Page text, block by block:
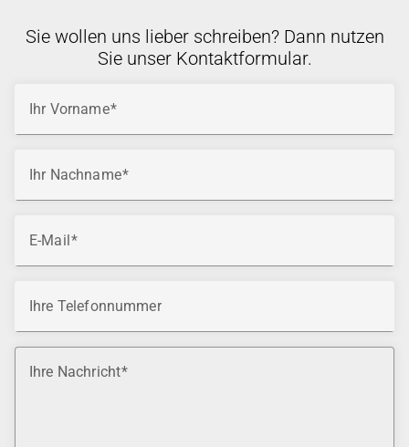
Sie wollen uns lieber schreiben? Dann nutzen
Sie unser Kontaktformular.
Ihr Vorname
Ihr Nachname
E-Mail
Ihre Telefonnummer
Ihre Nachricht